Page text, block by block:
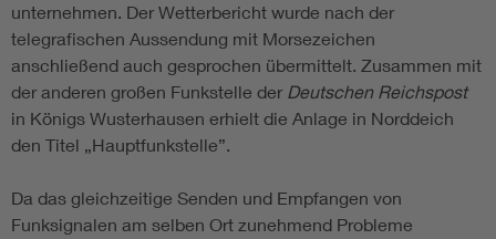
unternehmen. Der Wetterbericht wurde nach der
telegrafischen Aussendung mit Morsezeichen
anschließend auch gesprochen übermittelt. Zusammen mit
der anderen großen Funkstelle der Deutschen Reichspost
in Königs Wusterhausen erhielt die Anlage in Norddeich
den Titel „Hauptfunkstelle”.
Da das gleichzeitige Senden und Empfangen von
Funksignalen am selben Ort zunehmend Probleme